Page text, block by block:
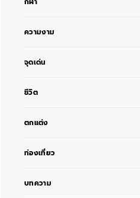
ความงาม
จุดเด่น
ชีวิต
ตกแต่ง
ท่องเที่ยว
บทความ